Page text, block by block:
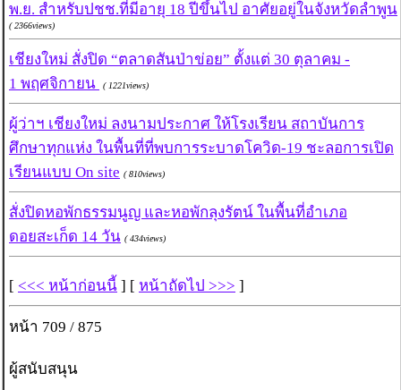
พ.ย. สำหรับปชช.ที่มีอายุ 18 ปีขึ้นไป อาศัยอยู่ในจังหวัดลำพูน
( 2366views)
เชียงใหม่ สั่งปิด “ตลาดสันป่าข่อย” ตั้งแต่ 30 ตุลาคม -
1 พฤศจิกายน
( 1221views)
ผู้ว่าฯ เชียงใหม่ ลงนามประกาศ ให้โรงเรียน สถาบันการ
ศึกษาทุกแห่ง ในพื้นที่ที่พบการระบาดโควิด-19 ชะลอการเปิด
เรียนแบบ On site ( 810views)
สั่งปิดหอพักธรรมนูญ และหอพักลุงรัตน์ ในพื้นที่อำเภอ
ดอยสะเก็ด 14 วัน ( 434views)
[ <<< หน้าก่อนนี้ ] [ หน้าถัดไป >>> ]
หน้า 709 / 875
ผู้สนับสนุน